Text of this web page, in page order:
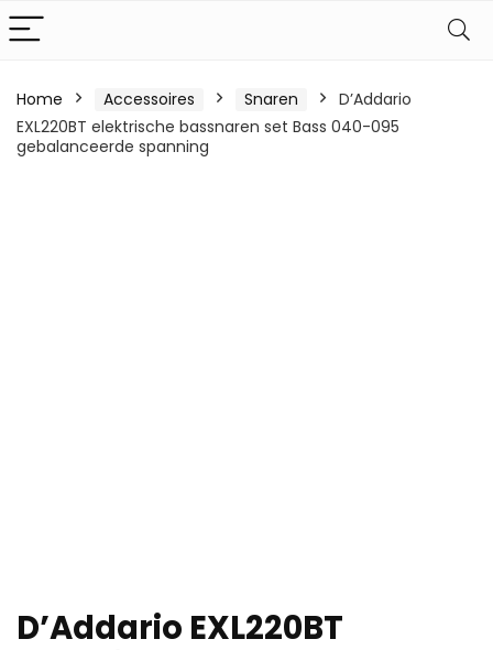
Home Accessoires Snaren
D’Addario
EXL220BT elektrische bassnaren set Bass 040-095
gebalanceerde spanning
D’Addario EXL220BT